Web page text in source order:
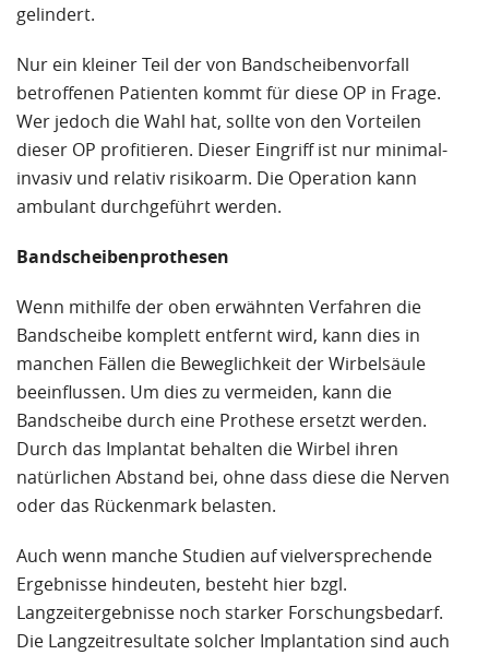
gelindert.
Nur ein kleiner Teil der von Bandscheibenvorfall
betroffenen Patienten kommt für diese OP in Frage.
Wer jedoch die Wahl hat, sollte von den Vorteilen
dieser OP profitieren. Dieser Eingriff ist nur minimal-
invasiv und relativ risikoarm. Die Operation kann
ambulant durchgeführt werden.
Bandscheibenprothesen
Wenn mithilfe der oben erwähnten Verfahren die
Bandscheibe komplett entfernt wird, kann dies in
manchen Fällen die Beweglichkeit der Wirbelsäule
beeinflussen. Um dies zu vermeiden, kann die
Bandscheibe durch eine Prothese ersetzt werden.
Durch das Implantat behalten die Wirbel ihren
natürlichen Abstand bei, ohne dass diese die Nerven
oder das Rückenmark belasten.
Auch wenn manche Studien auf vielversprechende
Ergebnisse hindeuten, besteht hier bzgl.
Langzeitergebnisse noch starker Forschungsbedarf.
Die Langzeitresultate solcher Implantation sind auch